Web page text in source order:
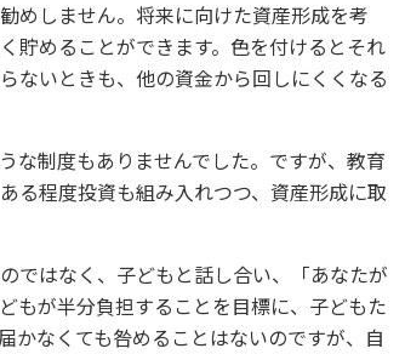
めしません。将来に向けた資産形成を考
貯めることができます。色を付けるとそれ
ないときも、他の資金から回しにくくなる
な制度もありませんでした。ですが、教育
る程度投資も組み入れつつ、資産形成に取
ではなく、子どもと話し合い、「あなたが
もが半分負担することを目標に、子どもた
かなくても咎めることはないのですが、自